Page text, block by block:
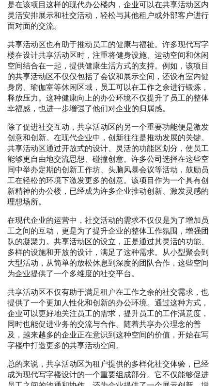
是在该项目这样的现代办公楼内，企业可以在共享活动区内
灵活安排展示和社交活动，轻松与其他租户或外部客户进行
面对面的交流。
共享活动区也有助于推动员工的健康与福祉。许多现代写字
楼在设计共享活动区时，注重将健身设施、运动空间和休闲
空间结合在一起，提供健康生活方式的支持。例如，该项目
的共享活动区不仅仅包括了会议和展示空间，还设有室内健
身房、瑜伽室等休闲区域，员工可以在工作之余进行锻炼，
释放压力。这种健康向上的办公环境不仅提升了员工的整体
幸福感，也进一步增强了他们对企业的归属感。
除了促进社交互动，共享活动区的另一个重要功能便是激发
创意和创新。在现代企业中，创新往往是推动发展的关键。
共享活动区通过开放式的设计、灵活的功能区划分，使员工
能够更自由地交流思想、碰撞创意。许多公司选择在这些空
间中举办定期的创新工作坊、头脑风暴会议等活动，鼓励员
工在轻松的环境下激发更多的创意。该项目作为一个具有创
新精神的办公楼，已经成为许多企业推动创新、激发灵感的
理想场所。
在现代企业的运营中，社交活动的需求不仅仅是为了增加员
工之间的互动，更是为了提升企业的整体工作氛围，增强团
队的凝聚力。共享活动区的设立，正是通过其灵活的功能、
多样的设施和开放的设计，满足了这种需求。从小型聚会到
大型活动，从简单的放松休息到深度的团队合作，这些空间
为企业提供了一个多维度的社交平台。
共享活动区不仅有助于满足租户在工作之余的社交需求，也
提供了一个更加人性化和创新的办公环境。通过这种方式，
企业可以更好地关注员工的需求，提升员工的工作满意度，
同时也能促进业务的交流与合作。随着共享办公理念的普
及，越来越多的企业正在意识到这种空间的价值，开始在写
字楼中打造更多的共享活动空间。
总的来说，共享活动区为租户提供的多样化社交体验，已经
成为现代写字楼设计的一个重要组成部分。它不仅能够促进